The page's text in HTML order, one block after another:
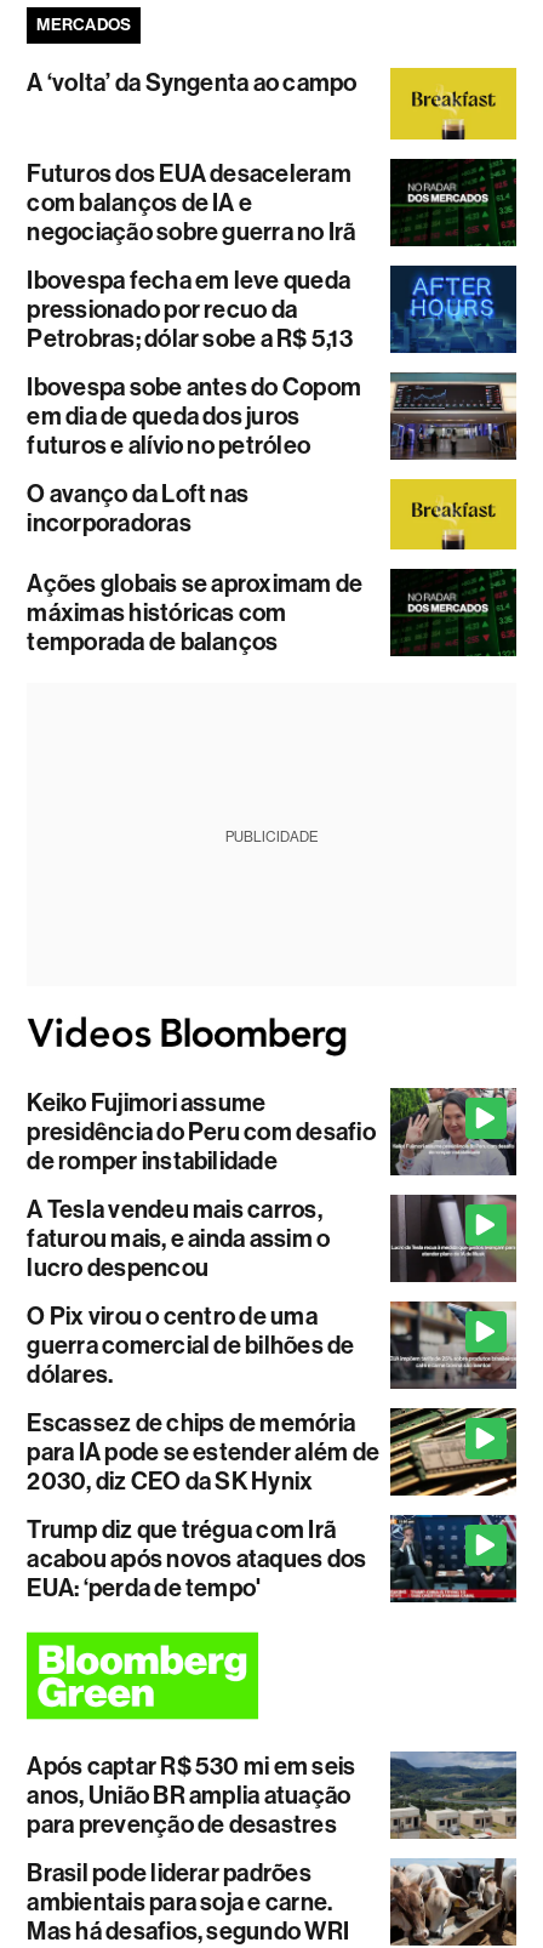
MERCADOS
A ‘volta’ da Syngenta ao campo
Futuros dos EUA desaceleram
com balanços de IA e
negociação sobre guerra no Irã
Ibovespa fecha em leve queda
pressionado por recuo da
Petrobras; dólar sobe a R$ 5,13
Ibovespa sobe antes do Copom
em dia de queda dos juros
futuros e alívio no petróleo
O avanço da Loft nas
incorporadoras
Ações globais se aproximam de
máximas históricas com
temporada de balanços
PUBLICIDADE
Keiko Fujimori assume
presidência do Peru com desafio
de romper instabilidade
A Tesla vendeu mais carros,
faturou mais, e ainda assim o
lucro despencou
O Pix virou o centro de uma
guerra comercial de bilhões de
dólares.
Escassez de chips de memória
para IA pode se estender além de
2030, diz CEO da SK Hynix
Trump diz que trégua com Irã
acabou após novos ataques dos
EUA: ‘perda de tempo'
Após captar R$ 530 mi em seis
anos, União BR amplia atuação
para prevenção de desastres
Brasil pode liderar padrões
ambientais para soja e carne.
Mas há desafios, segundo WRI